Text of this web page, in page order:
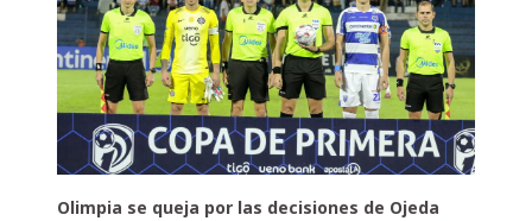
Olimpia se queja por las decisiones de Ojeda